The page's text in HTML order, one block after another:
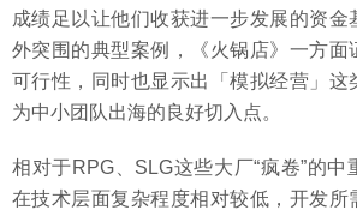
成绩足以让他们收获进一步发展的资金
外突围的典型案例，《火锅店》一方面
可行性，同时也显示出「模拟经营」这
为中小团队出海的良好切入点。
相对于RPG、SLG这些大厂“疯卷”的
在技术层面复杂程度相对较低，开发所